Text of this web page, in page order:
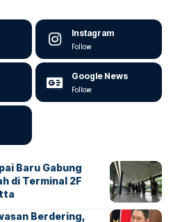
Instagram
Follow
Google News
Follow
Baru Gabung
di Terminal 2F
Berdering,